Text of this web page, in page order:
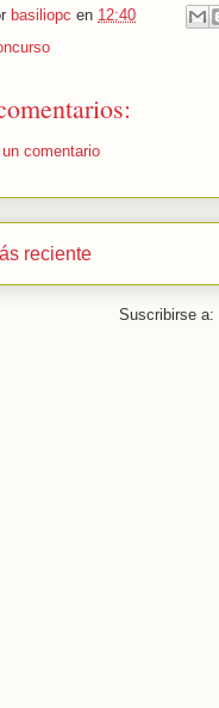
basiliopc en 12:40
comentario
reciente
Suscribirse a: